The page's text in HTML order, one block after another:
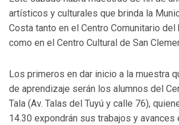
artísticos y culturales que brinda la
Costa tanto en el Centro Comunitario del
como en el Centro Cultural de San
Los primeros en dar inicio a la muestra
de aprendizaje serán los alumnos del
Tala (Av. Talas del Tuyú y calle 76),
14.30 expondrán sus trabajos y avances